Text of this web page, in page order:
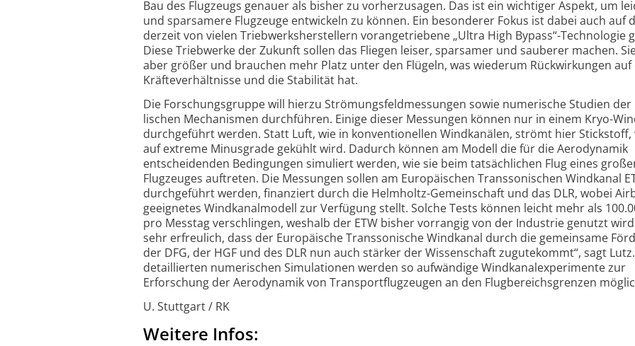
Bau des Flugzeugs genauer als bisher zu vorher­zusagen. Das ist ein wichtiger Aspekt, um
und sparsamere Flugzeuge entwickeln zu können. Ein besonderer Fokus ist dabei auch auf
derzeit von vielen Triebwerks­herstellern voran­getriebene „Ultra High Bypass“-Technologie
Diese Triebwerke der Zukunft sollen das Fliegen leiser, sparsamer und sauberer machen.
aber größer und brauchen mehr Platz unter den Flügeln, was wiederum Rück­wirkungen auf
Kräfte­ver­hältnisse und die Stabilität hat.
Die Forschungsgruppe will hierzu Strömungs­feld­messungen sowie numerische Studien
lischen Mechanismen durch­führen. Einige dieser Messungen können nur in einem Kryo-
durch­geführt werden. Statt Luft, wie in konventio­nellen Windkanälen, strömt hier Stickstoff,
auf extreme Minusgrade gekühlt wird. Dadurch können am Modell die für die Aerodynamik
entscheidenden Bedingungen simuliert werden, wie sie beim tatsäch­lichen Flug eines
Flugzeuges auftreten. Die Messungen sollen am Europäischen Trans­sonischen Windkanal
durchgeführt werden, finanziert durch die Helmholtz-Gemeinschaft und das DLR, wobei
geeignetes Windkanal­modell zur Verfügung stellt. Solche Tests können leicht mehr als
pro Messtag verschlingen, weshalb der ETW bisher vorrangig von der Industrie genutzt
sehr erfreulich, dass der Europäische Trans­sonische Windkanal durch die gemeinsame
der DFG, der HGF und des DLR nun auch stärker der Wissenschaft zugutekommt“, sagt
detail­lierten numerischen Simula­tionen werden so aufwändige Windkanal­experi­mente zur
Erforschung der Aerodynamik von Transport­flugzeugen an den Flugbereichs­grenzen
U. Stuttgart / RK
Weitere Infos: